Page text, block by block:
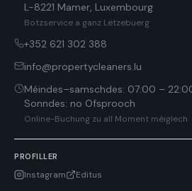
L-8221 Mamer, Luxembourg
Botzservice a ganz Lëtzebuerg
+352 621 302 388
info@propertycleaners.lu
Méindes–samschdes: 07:00 –
Sonndes: no Ofsprooch
Online-Buchung zu all Moment méiglech
PROFILLER
Instagram Editus